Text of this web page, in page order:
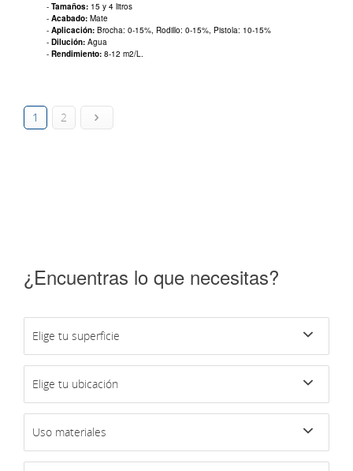
- Tamaños: 15 y 4 litros
- Acabado: Mate
- Aplicación: Brocha: 0-15%, Rodillo: 0-15%, Pistola: 10-15%
- Dilución: Agua
- Rendimiento: 8-12 m2/L.
1 2
¿Encuentras lo que necesitas?
Elige tu superficie
Elige tu ubicación
Uso materiales